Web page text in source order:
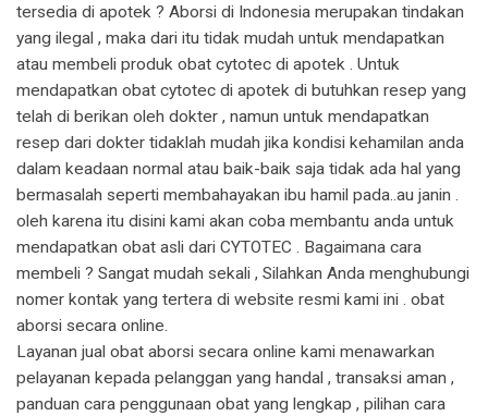
tersedia di apotek ? Aborsi di Indonesia merupakan tindakan
yang ilegal , maka dari itu tidak mudah untuk mendapatkan
atau membeli produk obat cytotec di apotek . Untuk
mendapatkan obat cytotec di apotek di butuhkan resep yang
telah di berikan oleh dokter , namun untuk mendapatkan
resep dari dokter tidaklah mudah jika kondisi kehamilan anda
dalam keadaan normal atau baik-baik saja tidak ada hal yang
bermasalah seperti membahayakan ibu hamil pada..au janin .
oleh karena itu disini kami akan coba membantu anda untuk
mendapatkan obat asli dari CYTOTEC . Bagaimana cara
membeli ? Sangat mudah sekali , Silahkan Anda menghubungi
nomer kontak yang tertera di website resmi kami ini . obat
aborsi secara online.
Layanan jual obat aborsi secara online kami menawarkan
pelayanan kepada pelanggan yang handal , transaksi aman ,
panduan cara penggunaan obat yang lengkap , pilihan cara